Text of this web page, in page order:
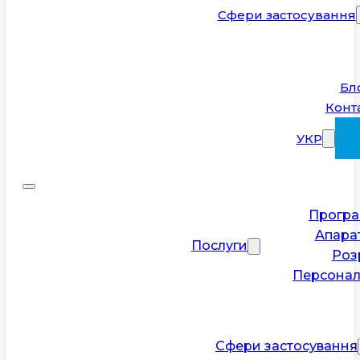
Сфери застосування
УКР
Послуги
Сфери застосування